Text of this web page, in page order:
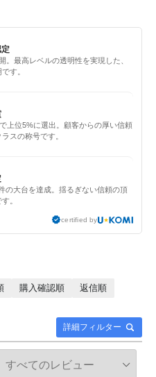
。最高レベルの透明性を実現した、
す。
上位5%に選出。顧客からの厚い信頼
スの称号です。
の大台を達成。揺るぎない信頼の頂
。
certified by
詳細フィルター
購入確認順
返信順